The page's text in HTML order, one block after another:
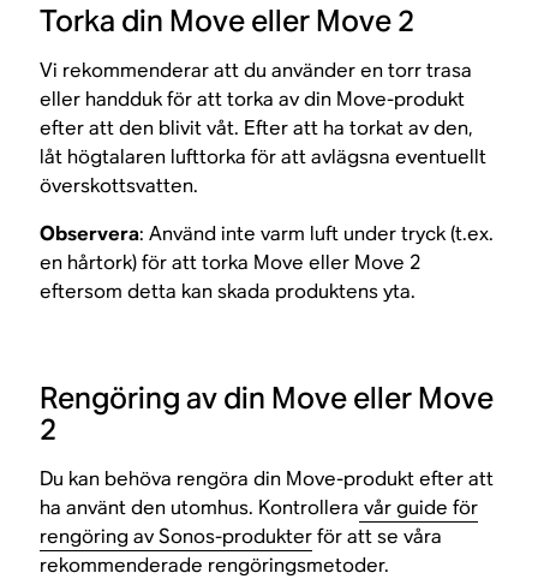
Torka din Move eller Move 2
Vi rekommenderar att du använder en torr trasa
eller handduk för att torka av din Move-produkt
efter att den blivit våt. Efter att ha torkat av den,
låt högtalaren lufttorka för att avlägsna eventuellt
överskottsvatten.
Observera: Använd inte varm luft under tryck (t.ex.
en hårtork) för att torka Move eller Move 2
eftersom detta kan skada produktens yta.
Rengöring av din Move eller Move
2
Du kan behöva rengöra din Move-produkt efter att
ha använt den utomhus. Kontrollera vår guide för
rengöring av Sonos-produkterför att se våra
rekommenderade rengöringsmetoder.